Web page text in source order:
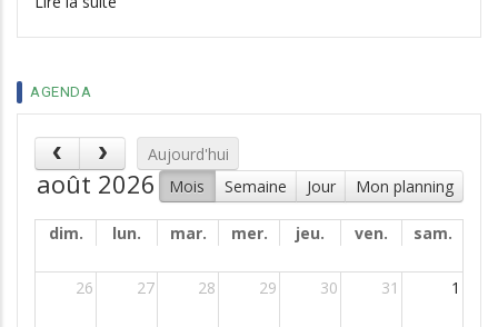
AGENDA
Aujourd'hui
Mois
Semaine Jour Mon planning
août 2026
dim. lun. mar. mer. jeu. ven. sam.
26 27 28 29 30 31 1